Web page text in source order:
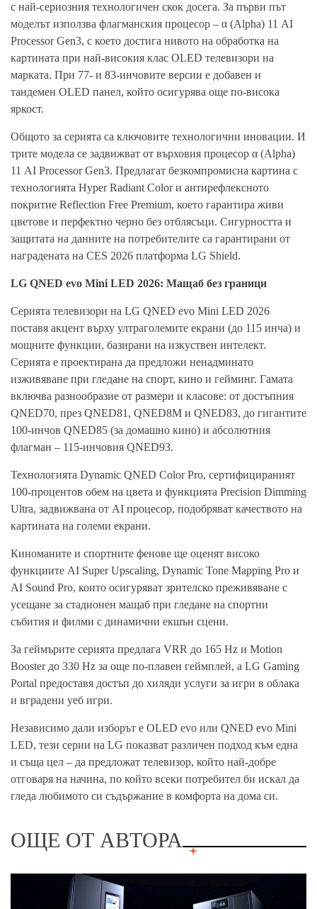
с най-сериозния технологичен скок досега. За първи път
моделът използва флагманския процесор – α (Alpha) 11 AI
Processor Gen3, с което достига нивото на обработка на
картината при най-високия клас OLED телевизори на
марката. При 77- и 83-инчовите версии е добавен и
тандемен OLED панел, който осигурява още по-висока
яркост.
Общото за серията са ключовите технологични иновации. И
трите модела се задвижват от върховия процесор α (Alpha)
11 AI Processor Gen3. Предлагат безкомпромисна картина с
технологията Hyper Radiant Color и антирефлексното
покритие Reflection Free Premium, което гарантира живи
цветове и перфектно черно без отблясъци. Сигурността и
защитата на данните на потребителите са гарантирани от
наградената на CES 2026 платформа LG Shield.
LG QNED evo Mini LED 2026: Мащаб без граници
Серията телевизори на LG QNED evo Mini LED 2026
поставя акцент върху ултраголемите екрани (до 115 инча) и
мощните функции, базирани на изкуствен интелект.
Серията е проектирана да предложи ненадминато
изживяване при гледане на спорт, кино и гейминг. Гамата
включва разнообразие от размери и класове: от достъпния
QNED70, през QNED81, QNED8M и QNED83, до гигантите
100-инчов QNED85 (за домашно кино) и абсолютния
флагман – 115-инчовия QNED93.
Технологията Dynamic QNED Color Pro, сертифицираният
100-процентов обем на цвета и функцията Precision Dimming
Ultra, задвижвана от AI процесор, подобряват качеството на
картината на големи екрани.
Киноманите и спортните фенове ще оценят високо
функциите AI Super Upscaling, Dynamic Tone Mapping Pro и
AI Sound Pro, които осигуряват зрителско преживяване с
усещане за стадионен мащаб при гледане на спортни
събития и филми с динамични екшън сцени.
За геймърите серията предлага VRR до 165 Hz и Motion
Booster до 330 Hz за още по-плавен геймплей, а LG Gaming
Portal предоставя достъп до хиляди услуги за игри в облака
и вградени уеб игри.
Независимо дали изборът е OLED evo или QNED evo Mini
LED, тези серии на LG показват различен подход към една
и съща цел – да предложат телевизор, който най-добре
отговаря на начина, по който всеки потребител би искал да
гледа любимото си съдържание в комфорта на дома си.
ОЩЕ ОТ АВТОРА